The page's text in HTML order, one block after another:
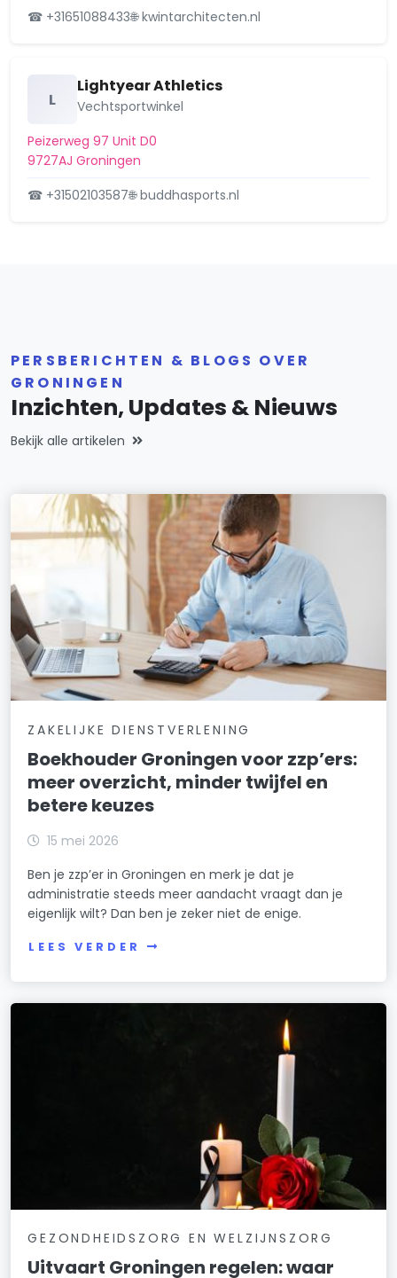
omgevingsvergunning reguliere
13 februari 2026
☎ +31651088433🌐 kwintarchitecten.nl
L
Lightyear Athletics
Vechtsportwinkel
Peizerweg 97 Unit D0
9727AJ Groningen
☎ +31502103587🌐 buddhasports.nl
PERSBERICHTEN & BLOGS OVER
GRONINGEN
Inzichten, Updates & Nieuws
Bekijk alle artikelen
ZAKELIJKE DIENSTVERLENING
Boekhouder Groningen voor zzp’ers:
meer overzicht, minder twijfel en
betere keuzes
15 mei 2026
Ben je zzp’er in Groningen en merk je dat je
administratie steeds meer aandacht vraagt dan je
eigenlijk wilt? Dan ben je zeker niet de enige.
LEES VERDER
GEZONDHEIDSZORG EN WELZIJNSZORG
Uitvaart Groningen regelen: waar